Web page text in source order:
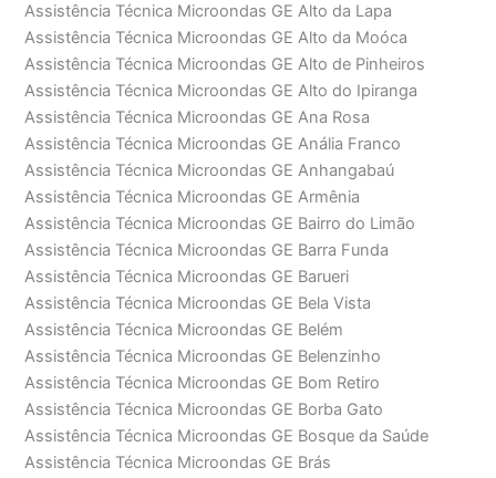
Assistência Técnica Microondas GE Alto da Lapa
Assistência Técnica Microondas GE Alto da Moóca
Assistência Técnica Microondas GE Alto de Pinheiros
Assistência Técnica Microondas GE Alto do Ipiranga
Assistência Técnica Microondas GE Ana Rosa
Assistência Técnica Microondas GE Anália Franco
Assistência Técnica Microondas GE Anhangabaú
Assistência Técnica Microondas GE Armênia
Assistência Técnica Microondas GE Bairro do Limão
Assistência Técnica Microondas GE Barra Funda
Assistência Técnica Microondas GE Barueri
Assistência Técnica Microondas GE Bela Vista
Assistência Técnica Microondas GE Belém
Assistência Técnica Microondas GE Belenzinho
Assistência Técnica Microondas GE Bom Retiro
Assistência Técnica Microondas GE Borba Gato
Assistência Técnica Microondas GE Bosque da Saúde
Assistência Técnica Microondas GE Brás